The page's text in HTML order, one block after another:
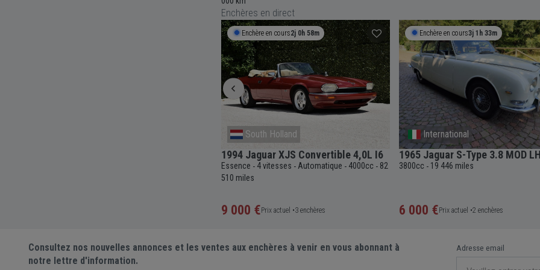
Enchères en direct
Enchère en cours2j 0h 58m
South Holland
1994 Jaguar XJS Convertible 4,0L I6
Essence - 4 vitesses - Automatique - 4000cc - 82
510 miles
9 000 €Prix actuel •3 enchères
Enchère en cours3j 1h 33m
International
1965 Jaguar S-Type 3.8 MOD
3800cc - 19 446 miles
6 000 €Prix actuel •2 enchères
Consultez nos nouvelles annonces et les ventes aux enchères à venir en vous abonnant à
notre lettre d'information.
Adresse email